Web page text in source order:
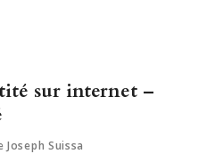
sur internet –
Joseph Suissa